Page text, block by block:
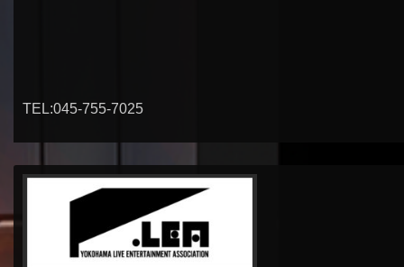
TEL:045-755-7025